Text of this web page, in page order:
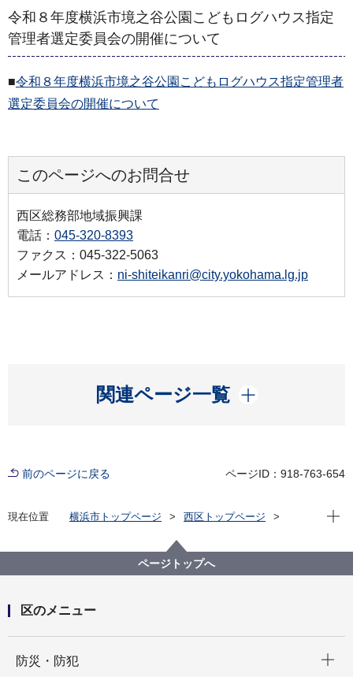
令和８年度横浜市境之谷公園こどもログハウス指定
管理者選定委員会の開催について
■令和８年度横浜市境之谷公園こどもログハウス指定管理者
選定委員会の開催について
このページへのお問合せ
西区総務部地域振興課
電話： 045-320-8393
ファクス：045-322-5063
メールアドレス： ni-shiteikanri@city.yokohama.lg.jp
関連ページ一覧
開く
前のページに戻る ページID：918-763-654
現在位置 横浜市トップページ
西区トップページ
横浜市境之谷公園こどもログハウス指定管理者の公募
（令和８年度）
現在
ページトップへ
区のメニュー
防災・防犯